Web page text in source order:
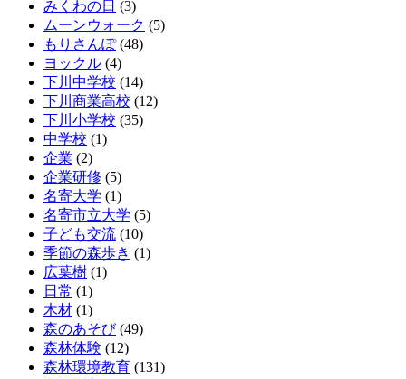
みくわの日 (3)
ムーンウォーク (5)
もりさんぽ(48)
ヨックル (4)
下川中学校 (14)
下川商業高校 (12)
下川小学校 (35)
中学校 (1)
企業 (2)
企業研修 (5)
名寄大学 (1)
名寄市立大学 (5)
子ども交流 (10)
季節の森歩き (1)
広葉樹 (1)
日常 (1)
木材 (1)
森のあそび(49)
森林体験 (12)
森林環境教育 (131)